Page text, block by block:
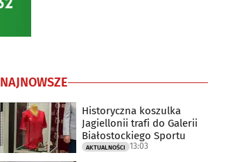
NAJNOWSZE
Historyczna koszulka
Jagiellonii trafi do Galerii
Białostockiego Sportu
AKTUALNOŚCI 13:03